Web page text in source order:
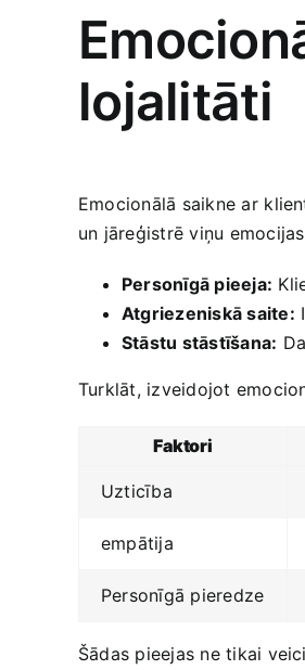
lojalitāti
Emocionālā saikne​ ar⁤
un‍ jāreģistrē ‌viņu
Personīgā pieeja:
Atgriezeniskā saite:
Stāstu stāstīšana:
Turklāt, izveidojot
Faktori
Uzticība
empātija
Personīgā pieredze
Šādas pieejas ne tikai